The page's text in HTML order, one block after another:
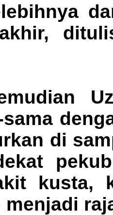
sama
di
kusta,
menjadi